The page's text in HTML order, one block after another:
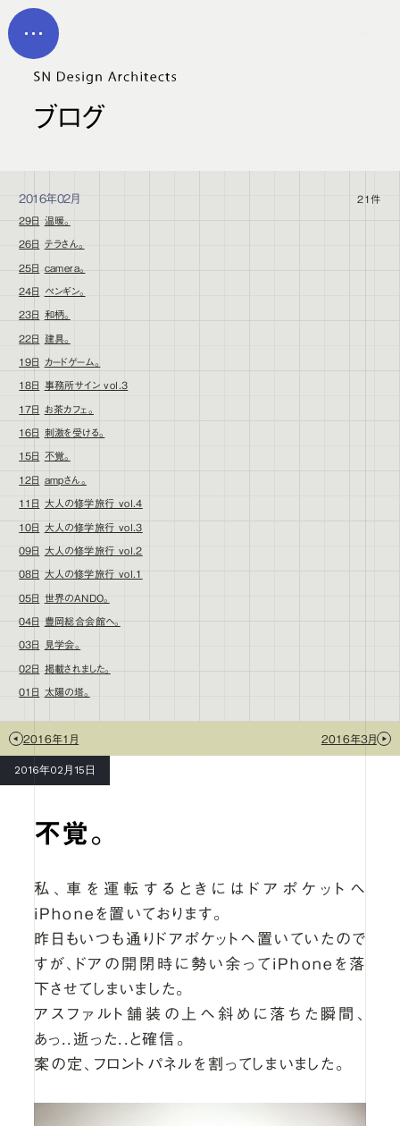
メイン コンテンツにスキップ
MEN
ブログ
2016年02月 21件
29日 温暖。
26日 テラさん。
25日 camera。
24日 ペンギン。
23日 和柄。
22日 建具。
19日 カードゲーム。
18日 事務所サイン vol.3
17日 お茶カフェ。
16日 刺激を受ける。
15日 不覚。
12日 ampさん。
11日 大人の修学旅行 vol.4
10日 大人の修学旅行 vol.3
09日 大人の修学旅行 vol.2
08日 大人の修学旅行 vol.1
05日 世界のANDO。
04日 豊岡総合会館へ。
03日 見学会。
02日 掲載されました。
01日 太陽の塔。
2016年1月 2016年3月
2016年02月15日
不覚。
私、車を運転するときにはドアポケットへ
iPhoneを置いております。
昨日もいつも通りドアポケットへ置いていたので
すが、ドアの開閉時に勢い余ってiPhoneを落
下させてしまいました。
アスファルト舗装の上へ斜めに落ちた瞬間、
あっ..逝った..と確信。
案の定、フロントパネルを割ってしまいました。